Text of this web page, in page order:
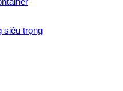
siêu trọng